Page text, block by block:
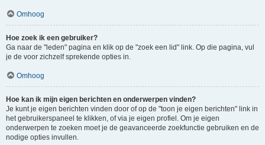
Omhoog
Hoe zoek ik een gebruiker?
Ga naar de "leden" pagina en klik op de "zoek een lid" link. Op die pagina, vul
je de voor zichzelf sprekende opties in.
Omhoog
Hoe kan ik mijn eigen berichten en onderwerpen vinden?
Je kunt je eigen berichten vinden door of op de "toon je eigen berichten" link in
het gebruikerspaneel te klikken, of via je eigen profiel. Om je eigen
onderwerpen te zoeken moet je de geavanceerde zoekfunctie gebruiken en de
nodige opties invullen.